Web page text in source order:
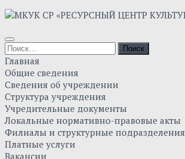
Skip
content
Найти:
Главная
Общие сведения
Сведения об учреждении
Структура учреждения
Учредительные документы
Локальные нормативно-правовые акты
Филиалы и структурные подразделения
Платные услуги
Вакансии